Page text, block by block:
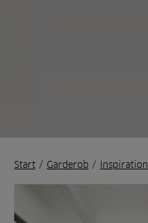
Start / Garderob / Inspiration